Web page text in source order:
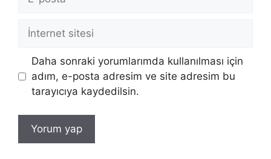
posta
İnternet
Daha sonraki yorumlarımda kullanılması için
adım, e-posta adresim ve site adresim bu
tarayıcıya kaydedilsin.